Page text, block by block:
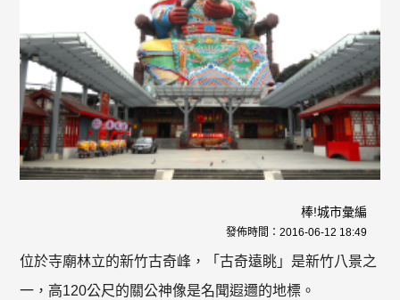
棒!城市彙編
發佈時間： 2016-06-12 18:49
位於寺廟林立的新竹古奇峰，「古奇遠眺」是新竹八景之
一，高120公尺的關公神像是名聞遐邇的地標。